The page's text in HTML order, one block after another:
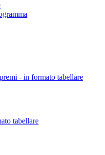
- in formato tabellare
tabellare